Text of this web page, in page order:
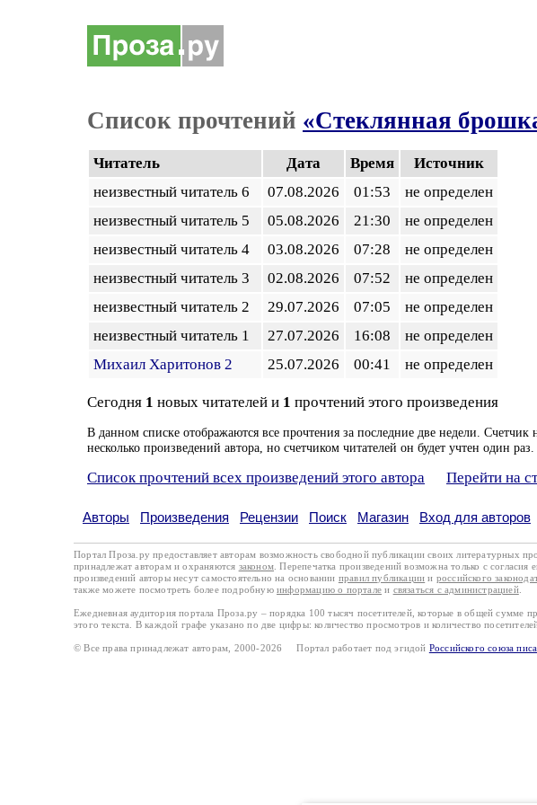
Список прочтений «Стеклянная
Читатель Дата Время
Источник
неизвестный читатель 6
07.08.2026 01:53
не определен
неизвестный читатель 5
05.08.2026 21:30
не определен
неизвестный читатель 4
03.08.2026 07:28
не определен
неизвестный читатель 3
02.08.2026 07:52
не определен
неизвестный читатель 2
29.07.2026 07:05
не определен
неизвестный читатель 1
27.07.2026 16:08
не определен
Михаил Харитонов 2
25.07.2026 00:41 не определен
Сегодня 1 новых читателей и 1 прочтений этого произведения
В данном списке отображаются все прочтения за последние две недели.
несколько произведений автора, но счетчиком читателей он будет учтен один
Список прочтений всех произведений этого автора Перейти на
Авторы Произведения Рецензии Поиск Магазин Вход для авторов
Портал Проза.ру предоставляет авторам возможность свободной публикации своих литературных
принадлежат авторам и охраняются законом . Перепечатка произведений возможна только с
произведений авторы несут самостоятельно на основании правил публикации и российского
также можете посмотреть более подробную информацию о портале и связаться с администрацией.
Ежедневная аудитория портала Проза.ру – порядка 100 тысяч посетителей, которые в общей
этого текста. В каждой графе указано по две цифры: количество просмотров и количество
© Все права принадлежат авторам, 2000-2026 Портал работает под эгидой Российского союза